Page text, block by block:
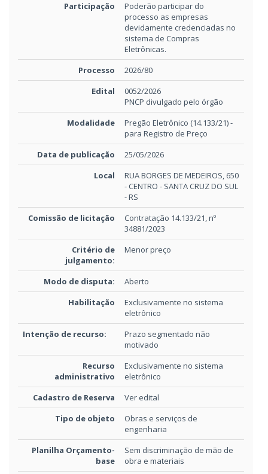
Participação
Poderão participar do
processo as empresas
devidamente credenciadas no
sistema de Compras
Eletrônicas.
Processo
2026/80
Edital
0052/2026
PNCP divulgado pelo órgão
Modalidade
Pregão Eletrônico (14.133/21) -
para Registro de Preço
Data de publicação
25/05/2026
Local
RUA BORGES DE MEDEIROS, 650
- CENTRO - SANTA CRUZ DO SUL
- RS
Comissão de licitação
Contratação 14.133/21, nº
34881/2023
Critério de
julgamento:
Menor preço
Modo de disputa:
Aberto
Habilitação
Exclusivamente no sistema
eletrônico
Intenção de recurso:
Prazo segmentado não
motivado
Recurso
administrativo
Exclusivamente no sistema
eletrônico
Cadastro de Reserva
Ver edital
Tipo de objeto
Obras e serviços de
engenharia
Planilha Orçamento-
base
Sem discriminação de mão de
obra e materiais